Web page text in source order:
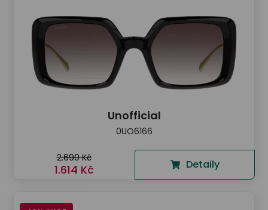
Unofficial
0UO6166
2.690 Kč
1.614 Kč Detaily